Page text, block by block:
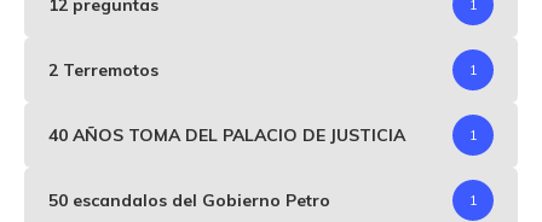
1
2 Terremotos 1
40 AÑOS TOMA DEL PALACIO DE JUSTICIA 1
50 escandalos del Gobierno Petro 1